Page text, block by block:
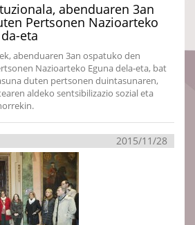
abenduaren 3an
Pertsonen Nazioarteko
eta
abenduaren 3an ospatuko den
Nazioarteko Eguna dela-eta, bat
duten pertsonen duintasunaren,
aldeko sentsibilizazio sozial eta
2015/11/28